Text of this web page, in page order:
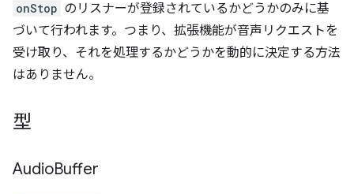
onStop のリスナーが登録されているかどうかのみに基
づいて行われます。つまり、拡張機能が音声リクエストを
受け取り、それを処理するかどうかを動的に決定する方法
はありません。
型
AudioBuffer